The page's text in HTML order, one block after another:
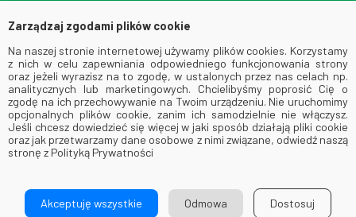
ul. Roentgena 5, 02-781 Warszawa
tel./faks: 512 606 724
© 2026 Via Medica. All Rights Reserved
Zarządzaj zgodami plików cookie
Na naszej stronie internetowej używamy plików cookies. Korzystamy
z nich w celu zapewniania odpowiedniego funkcjonowania strony
oraz jeżeli wyrazisz na to zgodę, w ustalonych przez nas celach np.
analitycznych lub marketingowych. Chcielibyśmy poprosić Cię o
zgodę na ich przechowywanie na Twoim urządzeniu. Nie uruchomimy
opcjonalnych plików cookie, zanim ich samodzielnie nie włączysz.
Jeśli chcesz dowiedzieć się więcej w jaki sposób działają pliki cookie
oraz jak przetwarzamy dane osobowe z nimi związane, odwiedź naszą
stronę z Polityką Prywatności
Akceptuję wszystkie Odmowa Dostosuj